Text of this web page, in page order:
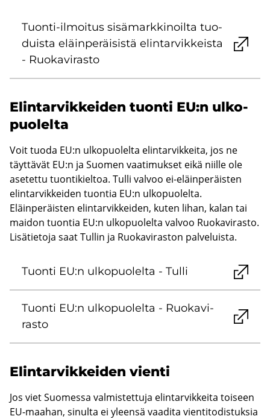
Tuonti-​ilmoitus si­sä­mark­ki­noil­ta tuo­
duis­ta eläin­pe­räi­sis­tä elin­tar­vik­keis­ta
- Ruo­ka­vi­ras­to
Elin­tar­vik­kei­den tuon­ti EU:n ul­ko­
puo­lel­ta
Voit tuoda EU:n ulkopuolelta elintarvikkeita, jos ne
täyttävät EU:n ja Suomen vaatimukset eikä niille ole
asetettu tuontikieltoa. Tulli valvoo ei-eläinperäisten
elintarvikkeiden tuontia EU:n ulkopuolelta.
Eläinperäisten elintarvikkeiden, kuten lihan, kalan tai
maidon tuontia EU:n ulkopuolelta valvoo Ruokavirasto.
Lisätietoja saat Tullin ja Ruokaviraston palveluista.
Tuon­ti EU:n ul­ko­puo­lel­ta - Tulli
Tuon­ti EU:n ul­ko­puo­lel­ta - Ruo­ka­vi­
ras­to
Elin­tar­vik­kei­den vien­ti
Jos viet Suomessa valmistettuja elintarvikkeita toiseen
EU-maahan, sinulta ei yleensä vaadita vientitodistuksia